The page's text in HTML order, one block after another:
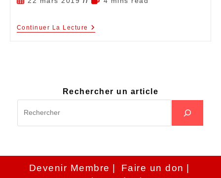
Continuer La Lecture
Rechercher un article
Devenir Membre
Faire un don